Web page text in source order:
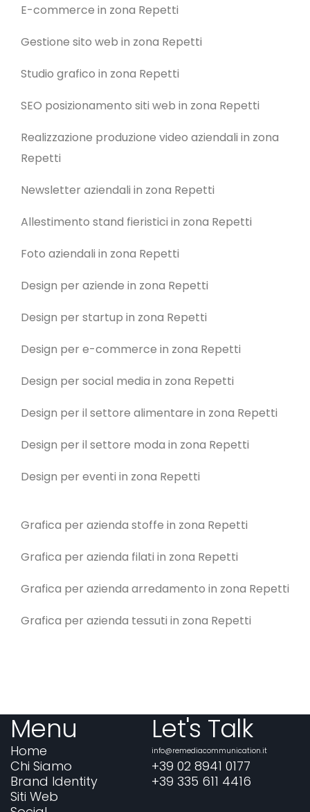
E-commerce in zona Repetti
Gestione sito web in zona Repetti
Studio grafico in zona Repetti
SEO posizionamento siti web in zona Repetti
Realizzazione produzione video aziendali in zona
Repetti
Newsletter aziendali in zona Repetti
Allestimento stand fieristici in zona Repetti
Foto aziendali in zona Repetti
Design per aziende in zona Repetti
Design per startup in zona Repetti
Design per e-commerce in zona Repetti
Design per social media in zona Repetti
Design per il settore alimentare in zona Repetti
Design per il settore moda in zona Repetti
Design per eventi in zona Repetti
Grafica per azienda stoffe in zona Repetti
Grafica per azienda filati in zona Repetti
Grafica per azienda arredamento in zona Repetti
Grafica per azienda tessuti in zona Repetti
Menu
Home
Chi Siamo
Brand Identity
Siti Web
Let's Talk
info@remediacommunication.it
+39 02 8941 0177
+39 335 611 4416